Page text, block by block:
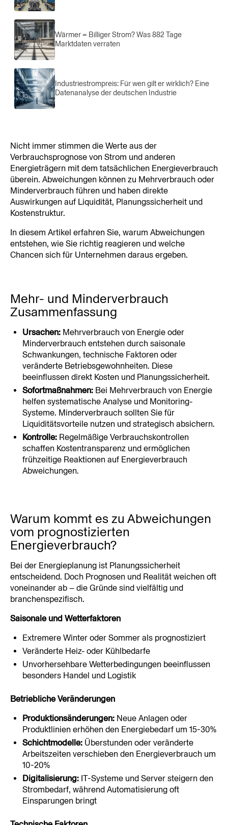
Wärmer = Billiger Strom? Was 882 Tage
Marktdaten verraten
Industriestrompreis: Für wen gilt er wirklich? Eine
Datenanalyse der deutschen Industrie
Nicht immer stimmen die Werte aus der
Verbrauchsprognose von Strom und anderen
Energieträgern mit dem tatsächlichen Energieverbrauch
überein. Abweichungen können zu Mehrverbrauch oder
Minderverbrauch führen und haben direkte
Auswirkungen auf Liquidität, Planungssicherheit und
Kostenstruktur.
In diesem Artikel erfahren Sie, warum Abweichungen
entstehen, wie Sie richtig reagieren und welche
Chancen sich für Unternehmen daraus ergeben.
Mehr- und Minderverbrauch
Zusammenfassung
Ursachen: Mehrverbrauch von Energie oder
Minderverbrauch entstehen durch saisonale
Schwankungen, technische Faktoren oder
veränderte Betriebsgewohnheiten. Diese
beeinflussen direkt Kosten und Planungssicherheit.
Sofortmaßnahmen: Bei Mehrverbrauch von Energie
helfen systematische Analyse und Monitoring-
Systeme. Minderverbrauch sollten Sie für
Liquiditätsvorteile nutzen und strategisch absichern.
Kontrolle: Regelmäßige Verbrauchskontrollen
schaffen Kostentransparenz und ermöglichen
frühzeitige Reaktionen auf Energieverbrauch
Abweichungen.
Warum kommt es zu Abweichungen
vom prognostizierten
Energieverbrauch?
Bei der Energieplanung ist Planungssicherheit
entscheidend. Doch Prognosen und Realität weichen oft
voneinander ab – die Gründe sind vielfältig und
branchenspezifisch.
Saisonale und Wetterfaktoren
Extremere Winter oder Sommer als prognostiziert
Veränderte Heiz- oder Kühlbedarfe
Unvorhersehbare Wetterbedingungen beeinflussen
besonders Handel und Logistik
Betriebliche Veränderungen
Produktionsänderungen: Neue Anlagen oder
Produktlinien erhöhen den Energiebedarf um 15-30%
Schichtmodelle: Überstunden oder veränderte
Arbeitszeiten verschieben den Energieverbrauch um
10-20%
Digitalisierung: IT-Systeme und Server steigern den
Strombedarf, während Automatisierung oft
Einsparungen bringt